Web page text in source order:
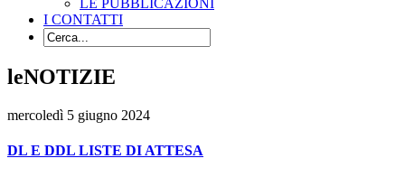
LE PUBBLICAZIONI
I CONTATTI
leNOTIZIE
mercoledì 5 giugno 2024
DL E DDL LISTE DI ATTESA